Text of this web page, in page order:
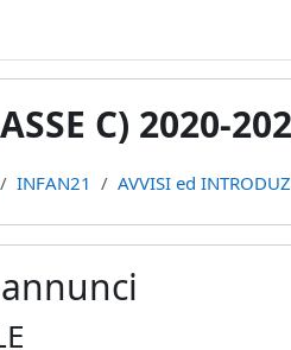
C) 2020-
INFAN21 AVVISI ed